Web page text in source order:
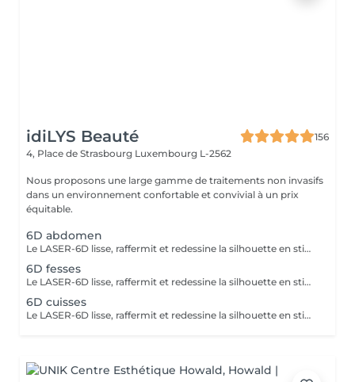
idiLYS Beauté
156
4, Place de Strasbourg Luxembourg L-2562
Nous proposons une large gamme de traitements non invasifs
dans un environnement confortable et convivial à un prix
équitable.
6D abdomen
Le LASER-6D lisse, raffermit et redessine la silhouette en stimulant la peau en profondeur pour atténuer visiblement la cellulite. La LUMINOTHÉRAPIE du visage consiste à exposer la peau à des lumières LED afin de stimuler le renouvellement cellulaire et améliorer l'éclat du teint.
6D fesses
Le LASER-6D lisse, raffermit et redessine la silhouette en stimulant la peau en profondeur pour atténuer visiblement la cellulite.
6D cuisses
Le LASER-6D lisse, raffermit et redessine la silhouette en stimulant la peau en profondeur pour atténuer visiblement la cellulite. La LUMINOTHÉRAPIE du visage consiste à exposer la peau à des lumières LED afin de stimuler le renouvellement cellulaire et améliorer l'éclat du teint.